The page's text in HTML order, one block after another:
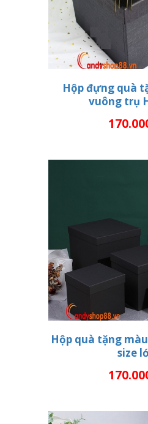
THÊM VÀO
Hộp đựng quà
vuông trụ
Hộp quà tặng
size